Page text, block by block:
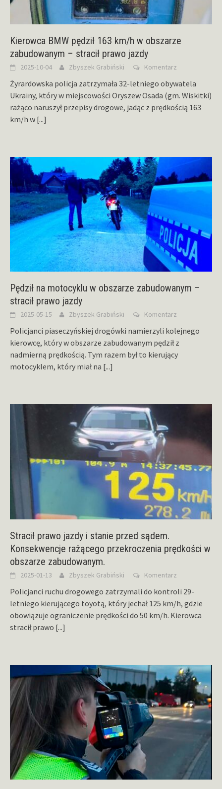
Kierowca BMW pędził 163 km/h w obszarze
zabudowanym – stracił prawo jazdy
2025-10-04 Zbyszek Grabiński Komentarz
Żyrardowska policja zatrzymała 32-letniego obywatela
Ukrainy, który w miejscowości Oryszew Osada (gm. Wiskitki)
rażąco naruszył przepisy drogowe, jadąc z prędkością 163
km/h w [...]
Pędził na motocyklu w obszarze zabudowanym –
stracił prawo jazdy
2025-05-15 Zbyszek Grabiński Komentarz
Policjanci piaseczyńskiej drogówki namierzyli kolejnego
kierowcę, który w obszarze zabudowanym pędził z
nadmierną prędkością. Tym razem był to kierujący
motocyklem, który miał na [...]
Stracił prawo jazdy i stanie przed sądem.
Konsekwencje rażącego przekroczenia prędkości w
obszarze zabudowanym.
2025-01-13 Zbyszek Grabiński Komentarz
Policjanci ruchu drogowego zatrzymali do kontroli 29-
letniego kierującego toyotą, który jechał 125 km/h, gdzie
obowiązuje ograniczenie prędkości do 50 km/h. Kierowca
stracił prawo [...]